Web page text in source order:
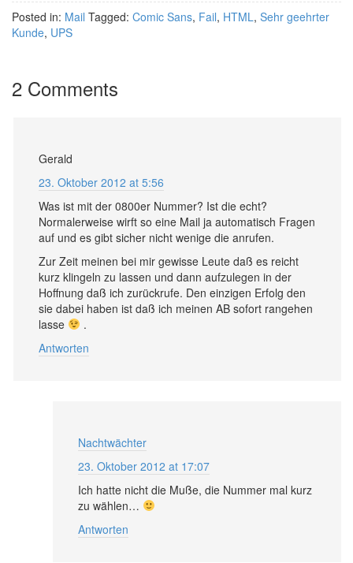
Posted in: Mail Tagged: Comic Sans, Fail, HTML, Sehr geehrter
Kunde, UPS
2 Comments
Gerald
23. Oktober 2012 at 5:56
Was ist mit der 0800er Nummer? Ist die echt?
Normalerweise wirft so eine Mail ja automatisch Fragen
auf und es gibt sicher nicht wenige die anrufen.
Zur Zeit meinen bei mir gewisse Leute daß es reicht
kurz klingeln zu lassen und dann aufzulegen in der
Hoffnung daß ich zurückrufe. Den einzigen Erfolg den
sie dabei haben ist daß ich meinen AB sofort rangehen
lasse
.
Antworten
Nachtwächter
23. Oktober 2012 at 17:07
Ich hatte nicht die Muße, die Nummer mal kurz
zu wählen…
Antworten